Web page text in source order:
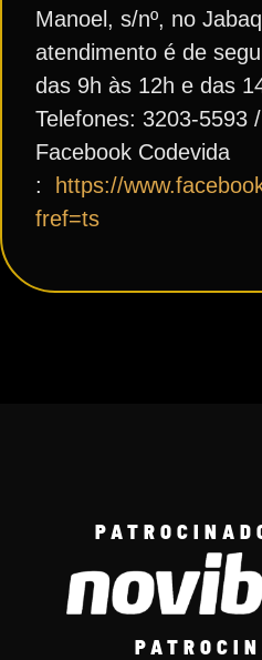
Manoel, s/nº, no
atendimento é de
das 9h às 12h e das
Telefones: 3203-5593
Facebook Codevida
:
https://
fref=ts